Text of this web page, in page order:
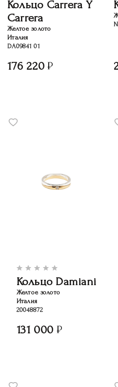
Кольцо Carrera Y
Carrera
Желтое золото
Италия
DA09841 01
176 220
Кольцо Damiani
Желтое золото
Италия
20048872
131 000